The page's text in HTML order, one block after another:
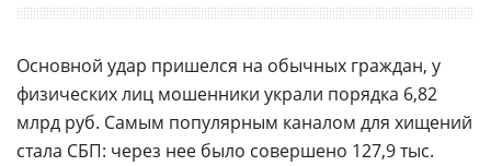
Основной удар пришелся на обычных граждан, у
физических лиц мошенники украли порядка 6,82
млрд руб. Самым популярным каналом для хищений
стала СБП: через нее было совершено 127,9 тыс.